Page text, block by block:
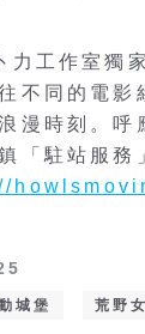
工作室獨
不同的電
漫時刻。
「駐站服務
城堡 荒野